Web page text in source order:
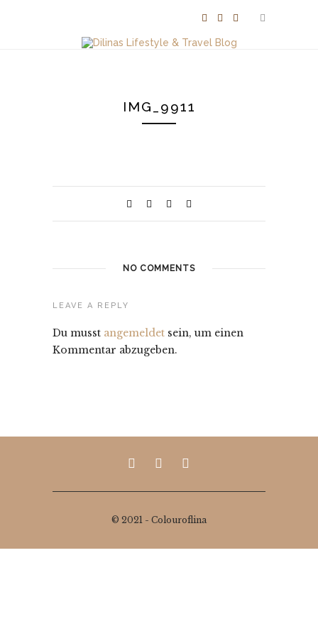
IMG_9911
NO COMMENTS
LEAVE A REPLY
Du musst angemeldet sein, um einen
Kommentar abzugeben.
© 2021 - Colouroflina